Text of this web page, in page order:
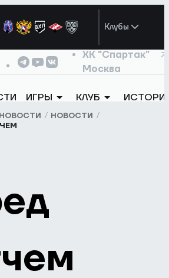
Клубы
ХК "Спартак"
Москва
ИГРЫ КЛУБ
НОВОСТИ
НОВОСТИ